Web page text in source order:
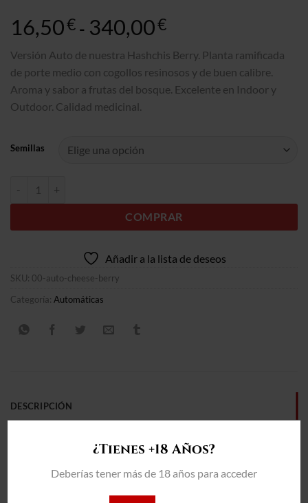
¿Tienes +18 Años?
Deberías tener más de 18 años para acceder
16,50€ - 340,00€Gama
precios:
16,50€
a
Versión Auto de nuestra Hashchis Berry. Planta ramificada
de porte medio con cogollos resinosos y de buen calibre.
Aroma y sabor a frutas del bosque. Excelente en Indoor y
Outdoor. Calidad medicinal.
Semillas
COMPRAR
Añadir a la lista de deseos
SKU: 00-auto-cheese-berry
Categoría: Automáticas
DESCRIPCIÓN